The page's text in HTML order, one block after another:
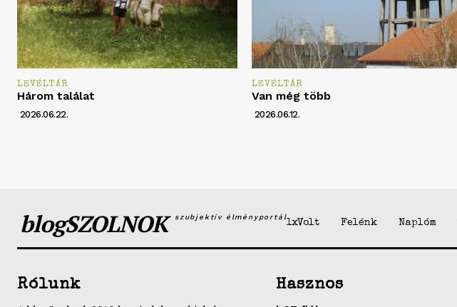
LEVÉLTÁR
Három találat
2026.06.22.
LEVÉLTÁR
Van még több
2026.06.12.
blogSZOLNOK szubjektív élményportál
1xVolt Felénk Naplóm
Rólunk Hasznos